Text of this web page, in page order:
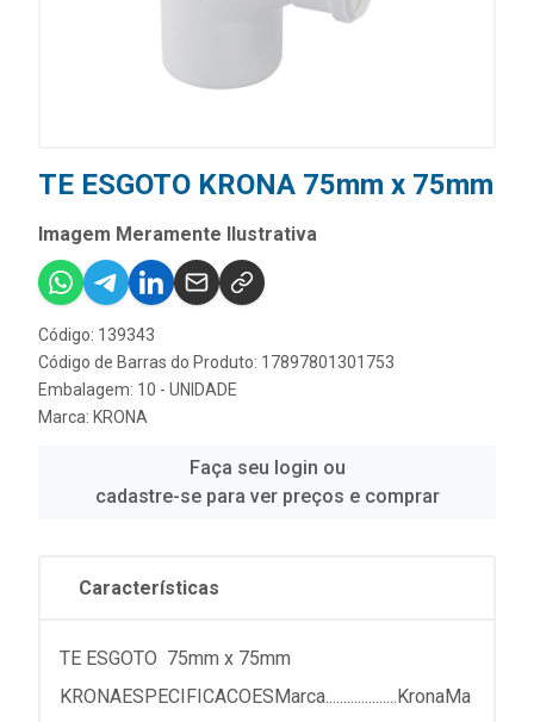
TE ESGOTO KRONA 75mm x 75mm
Imagem Meramente Ilustrativa
Código: 139343
Código de Barras do Produto: 17897801301753
Embalagem: 10 - UNIDADE
Marca: KRONA
Faça seu login ou
cadastre-se para ver preços e comprar
Características
TE ESGOTO 75mm x 75mm
KRONAESPECIFICACOESMarca....................KronaMa